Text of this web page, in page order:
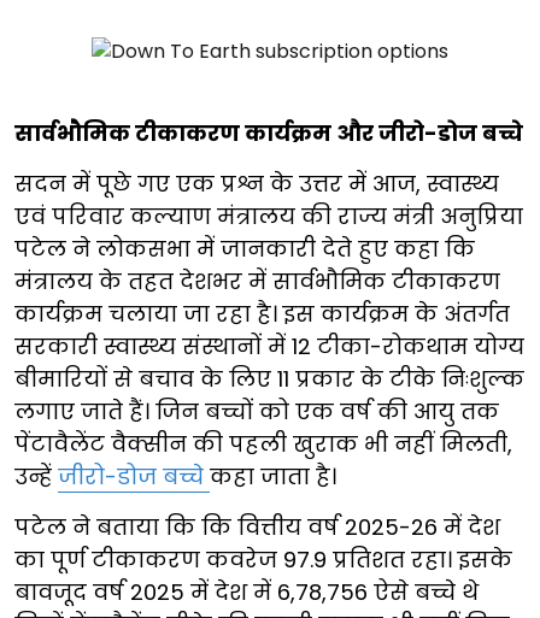
सार्वभौमिक टीकाकरण कार्यक्रम और जीरो-डोज बच्चे
सदन में पूछे गए एक प्रश्न के उत्तर में आज, स्वास्थ्य
एवं परिवार कल्याण मंत्रालय की राज्य मंत्री अनुप्रिया
पटेल ने लोकसभा में जानकारी देते हुए कहा कि
मंत्रालय के तहत देशभर में सार्वभौमिक टीकाकरण
कार्यक्रम चलाया जा रहा है। इस कार्यक्रम के अंतर्गत
सरकारी स्वास्थ्य संस्थानों में 12 टीका-रोकथाम योग्य
बीमारियों से बचाव के लिए 11 प्रकार के टीके निःशुल्क
लगाए जाते हैं। जिन बच्चों को एक वर्ष की आयु तक
पेंटावैलेंट वैक्सीन की पहली खुराक भी नहीं मिलती,
उन्हें जीरो-डोज बच्चे कहा जाता है।
पटेल ने बताया कि कि वित्तीय वर्ष 2025-26 में देश
का पूर्ण टीकाकरण कवरेज 97.9 प्रतिशत रहा। इसके
बावजूद वर्ष 2025 में देश में 6,78,756 ऐसे बच्चे थे